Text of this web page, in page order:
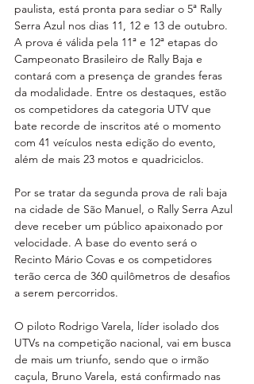
paulista, está pronta para sediar o 5ª Rally
Serra Azul nos dias 11, 12 e 13 de outubro.
A prova é válida pela 11ª e 12ª etapas do
Campeonato Brasileiro de Rally Baja e
contará com a presença de grandes feras
da modalidade. Entre os destaques, estão
os competidores da categoria UTV que
bate recorde de inscritos até o momento
com 41 veículos nesta edição do evento,
além de mais 23 motos e quadriciclos.
Por se tratar da segunda prova de rali baja
na cidade de São Manuel, o Rally Serra Azul
deve receber um público apaixonado por
velocidade. A base do evento será o
Recinto Mário Covas e os competidores
terão cerca de 360 quilômetros de desafios
a serem percorridos.
O piloto Rodrigo Varela, líder isolado dos
UTVs na competição nacional, vai em busca
de mais um triunfo, sendo que o irmão
caçula, Bruno Varela, está confirmado nas